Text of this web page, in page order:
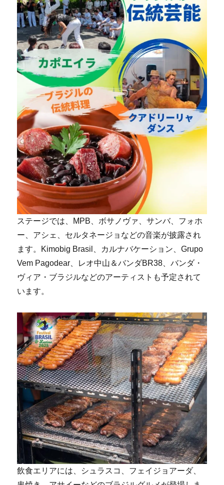
ステージでは、MPB、ボサノヴァ、サンバ、フォホ
ー、アシェ、セルタネージョなどの音楽が披露され
ます。Kimobig Brasil、カルナバケーション、Grupo
Vem Pagodear、レオ中山＆バンダBR38、バンダ・
ヴィア・ブラジルなどのアーティストも予定されて
います。
飲食エリアには、シュラスコ、フェイジョアーダ、